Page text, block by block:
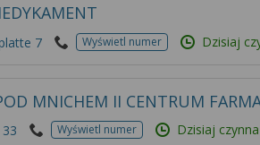
7 Wyświetl numer Dzisiaj
MNICHEM II CENTRUM
Wyświetl numer Dzisiaj czynna